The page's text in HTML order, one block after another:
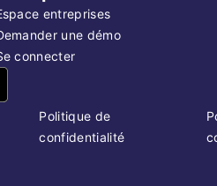
entreprises
une démo
connecter
Politique de
confidentialité